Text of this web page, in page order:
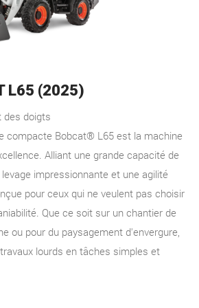
L65 (2025)
des doigts
compacte Bobcat® L65 est la machine
Alliant une grande capacité de
impressionnante et une agilité
pour ceux qui ne veulent pas choisir
Que ce soit sur un chantier de
ou pour du paysagement d'envergure,
lourds en tâches simples et